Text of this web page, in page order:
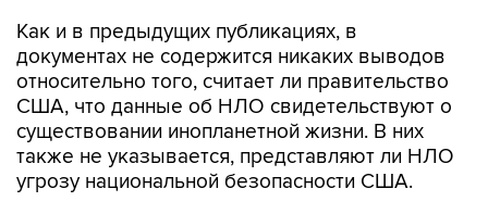
Как и в предыдущих публикациях, в
документах не содержится никаких выводов
относительно того, считает ли правительство
США, что данные об НЛО свидетельствуют о
существовании инопланетной жизни. В них
также не указывается, представляют ли НЛО
угрозу национальной безопасности США.